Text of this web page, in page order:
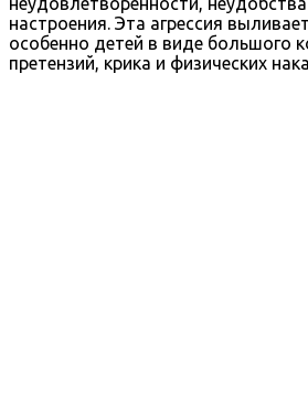
настроения. Эта агрессия
особенно детей в виде большого
претензий, крика и физических